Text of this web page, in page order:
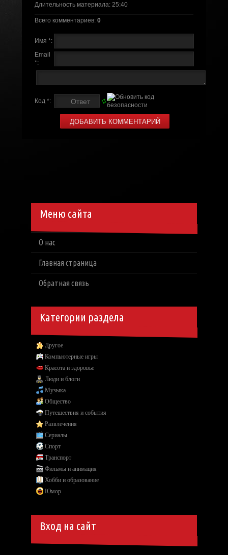
Длительность материала: 25:40
Всего комментариев: 0
Имя *:
Email
*:
Код *:
Меню сайта
О нас
Главная страница
Обратная связь
Категории раздела
Другое
Компьютерные игры
Красота и здоровье
Люди и блоги
Музыка
Общество
Путешествия и события
Развлечения
Сериалы
Спорт
Транспорт
Фильмы и анимация
Хобби и образование
Юмор
Вход на сайт